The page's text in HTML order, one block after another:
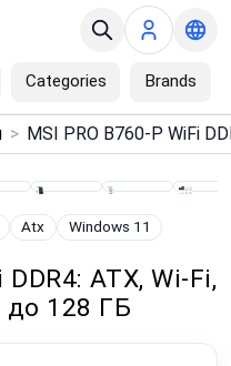
Categories Brands
>
Atx Windows 11
ATX, Wi‑Fi,
до 128 ГБ